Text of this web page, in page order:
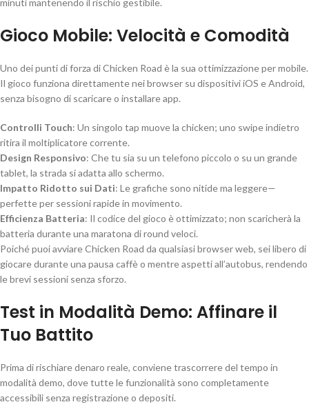
minuti mantenendo il rischio gestibile.
Gioco Mobile: Velocità e Comodità
Uno dei punti di forza di Chicken Road è la sua ottimizzazione per mobile.
Il gioco funziona direttamente nei browser su dispositivi iOS e Android,
senza bisogno di scaricare o installare app.
Controlli Touch: Un singolo tap muove la chicken; uno swipe indietro
ritira il moltiplicatore corrente.
Design Responsivo: Che tu sia su un telefono piccolo o su un grande
tablet, la strada si adatta allo schermo.
Impatto Ridotto sui Dati: Le grafiche sono nitide ma leggere—
perfette per sessioni rapide in movimento.
Efficienza Batteria: Il codice del gioco è ottimizzato; non scaricherà la
batteria durante una maratona di round veloci.
Poiché puoi avviare Chicken Road da qualsiasi browser web, sei libero di
giocare durante una pausa caffè o mentre aspetti all’autobus, rendendo
le brevi sessioni senza sforzo.
Test in Modalità Demo: Affinare il
Tuo Battito
Prima di rischiare denaro reale, conviene trascorrere del tempo in
modalità demo, dove tutte le funzionalità sono completamente
accessibili senza registrazione o depositi.